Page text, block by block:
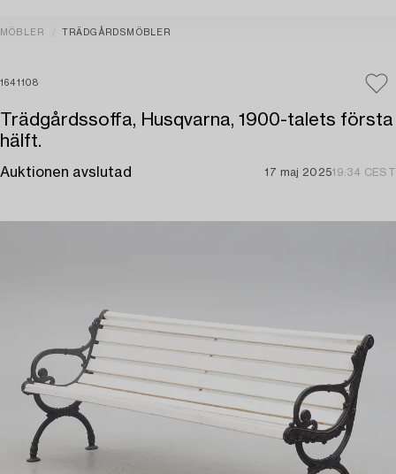
MÖBLER TRÄDGÅRDSMÖBLER
1641108
Trädgårdssoffa, Husqvarna, 1900-talets första
hälft.
Auktionen avslutad 17 maj 202519:34 CEST